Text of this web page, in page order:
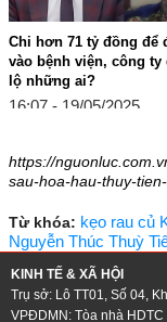
Chi hơn 71 tỷ đồng để
vào bệnh viện, công
lộ những ai?
16:07 - 19/05/2025
https://
sau-hoa-hau-thuy-
Từ khóa: kẹo rau củ
Nguyễn Thúc Thuỳ
KINH TẾ & XÃ HỘI
Trụ sở: Lô TT01, Số 04,
VPĐDMN: Tòa nhà